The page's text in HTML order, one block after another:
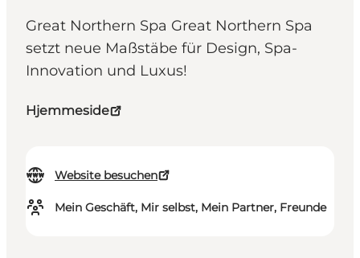
Great Northern Spa Great Northern Spa
setzt neue Maßstäbe für Design, Spa-
Innovation und Luxus!
Hjemmeside
Website besuchen
Mein Geschäft, Mir selbst, Mein Partner, Freunde